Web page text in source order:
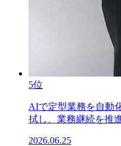
5位
AIで定型業務を自動
拭し、業務継続を推
2026.06.25